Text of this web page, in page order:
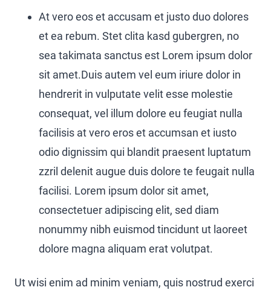
At vero eos et accusam et justo duo dolores
et ea rebum. Stet clita kasd gubergren, no
sea takimata sanctus est Lorem ipsum dolor
sit amet.Duis autem vel eum iriure dolor in
hendrerit in vulputate velit esse molestie
consequat, vel illum dolore eu feugiat nulla
facilisis at vero eros et accumsan et iusto
odio dignissim qui blandit praesent luptatum
zzril delenit augue duis dolore te feugait nulla
facilisi. Lorem ipsum dolor sit amet,
consectetuer adipiscing elit, sed diam
nonummy nibh euismod tincidunt ut laoreet
dolore magna aliquam erat volutpat.
Ut wisi enim ad minim veniam, quis nostrud exerci